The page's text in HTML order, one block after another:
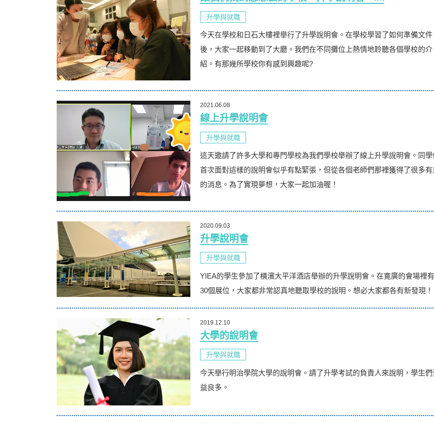
升學與就職
今天在學校和日石大樓裡舉行了升學說明會。在學校學習了如何準備文件
後，大家一起移動到了大廳。我們在不同攤位上熱情地聆聽各個學校的介
紹。有那幾所學校你有感到興趣呢?
2021.06.08
線上升學說明會
升學與就職
這天邀請了許多大學和專門學校為我們學校舉辦了線上升學說明會。同學
首次面對這樣的說明會似乎有點緊張，但從各個老師們那裡獲得了很多有
的消息。為了實現夢想，大家一起加油喔！
2020.09.03
升學說明會
升學與就職
YIEA的學生參加了橫濱大平洋酒店舉辦的升學說明會。在寛廣的會場裡
30個展位，大家都非常認真地聽取學校的說明。想必大家都各有新發現！
2019.12.10
大學的說明會
升學與就職
今天舉行明治學院大學的說明會。請了升學考試的負責人來說明，學生們
益良多。